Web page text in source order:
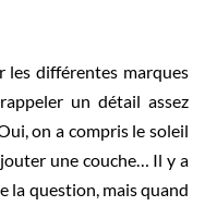
les différentes marques
un détail assez
on a compris le soleil
une couche… Il y a
la question, mais quand